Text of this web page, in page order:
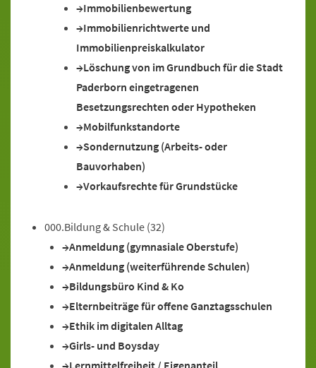
Immobilienbewertung
Immobilienrichtwerte und
Immobilienpreiskalkulator
Löschung von im Grundbuch für die Stadt
Paderborn eingetragenen
Besetzungsrechten oder Hypotheken
Mobilfunkstandorte
Sondernutzung (Arbeits- oder
Bauvorhaben)
Vorkaufsrechte für Grundstücke
000.Bildung & Schule (32)
Anmeldung (gymnasiale Oberstufe)
Anmeldung (weiterführende Schulen)
Bildungsbüro Kind & Ko
Elternbeiträge für offene Ganztagsschulen
Ethik im digitalen Alltag
Girls- und Boysday
Lernmittelfreiheit / Eigenanteil